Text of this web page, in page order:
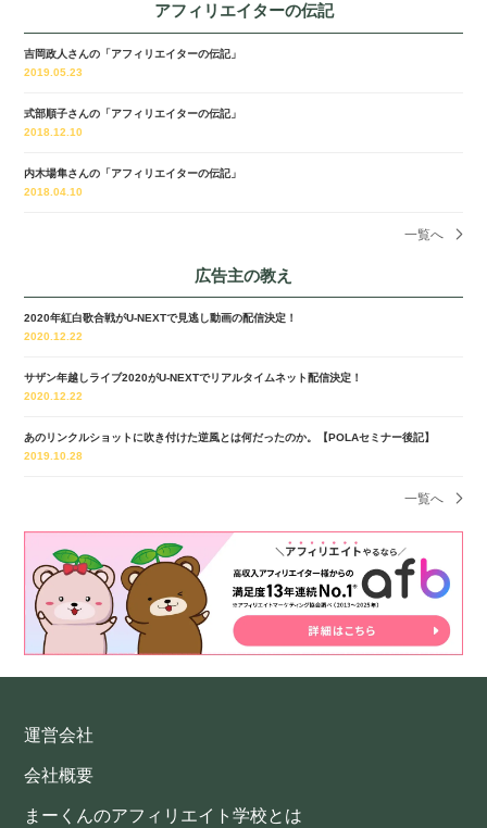
アフィリエイターの伝記
吉岡政人さんの「アフィリエイターの伝記」
2019.05.23
式部順子さんの「アフィリエイターの伝記」
2018.12.10
内木場隼さんの「アフィリエイターの伝記」
2018.04.10
一覧へ
広告主の教え
2020年紅白歌合戦がU-NEXTで見逃し動画の配信決定！
2020.12.22
サザン年越しライブ2020がU-NEXTでリアルタイムネット配信決定！
2020.12.22
あのリンクルショットに吹き付けた逆風とは何だったのか。【POLAセミナー後記】
2019.10.28
一覧へ
運営会社
会社概要
まーくんのアフィリエイト学校とは